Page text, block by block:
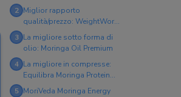
2 Miglior rapporto
qualità/prezzo: WeightWorld
Moringa Bio
3 La migliore sotto forma di
olio: Moringa Oil Premium
4 La migliore in compresse:
Equilibra Moringa Protein
Equilibrio del Peso
5 MoriVeda Moringa Energy